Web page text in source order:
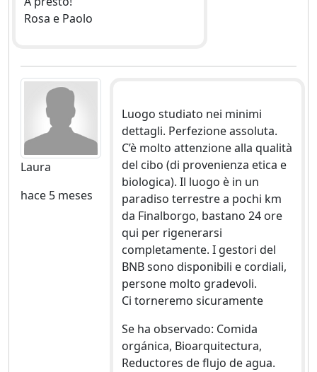
Rosa e Paolo
Laura
hace 5 meses
Luogo studiato nei minimi
dettagli. Perfezione assoluta.
C’è molto attenzione alla qualità
del cibo (di provenienza etica e
biologica). Il luogo è in un
paradiso terrestre a pochi km
da Finalborgo, bastano 24 ore
qui per rigenerarsi
completamente. I gestori del
BNB sono disponibili e cordiali,
persone molto gradevoli.
Ci torneremo sicuramente
Se ha observado: Comida
orgánica, Bioarquitectura,
Reductores de flujo de agua.